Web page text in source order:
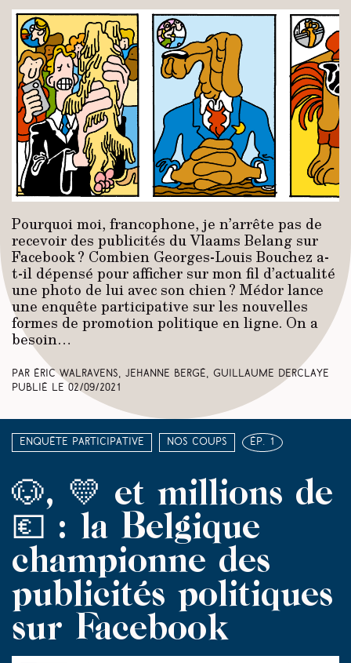
Pourquoi moi, francophone, je n’arrête pas de
recevoir des publicités du Vlaams Belang sur
Facebook ? Combien Georges-Louis Bouchez a-
t-il dépensé pour afficher sur mon fil d’actualité
une photo de lui avec son chien ? Médor lance
une enquête participative sur les nouvelles
formes de promotion politique en ligne. On a
besoin…
Par Éric Walravens, Jehanne Bergé, Guillaume Derclaye
Publié le 02/09/2021
Enquête participative Nos coups ép. 1
🐶, 💛 et millions de
💶 : la Belgique
championne des
publicités politiques
sur Facebook